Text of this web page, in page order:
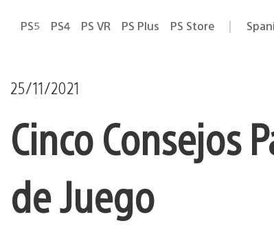
PS5 PS4 PS VR PS Plus PS Store Elige
25/11/2021
Cinco Consejos
de Juego